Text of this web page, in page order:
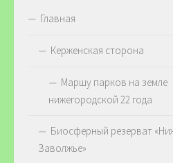
Главная
Керженская сторона
Маршу парков на земле
нижегородской 22 года
Биосферный резерват
Заволжье»